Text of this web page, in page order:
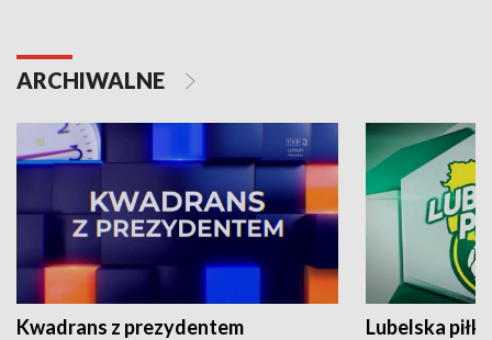
ARCHIWALNE
Kwadrans z prezydentem Lubelska piłka